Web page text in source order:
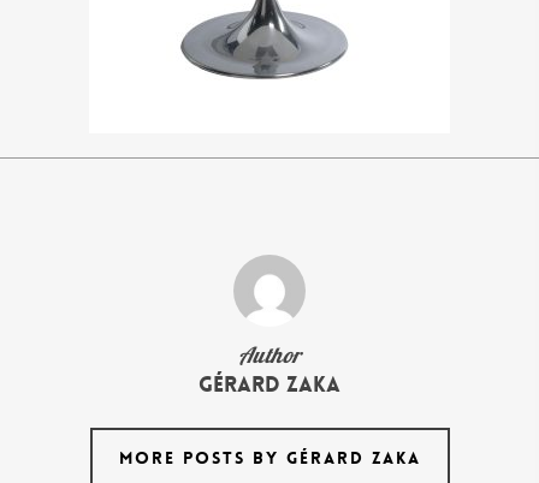
Author
Gérard Zaka
MORE POSTS BY GÉRARD ZAKA